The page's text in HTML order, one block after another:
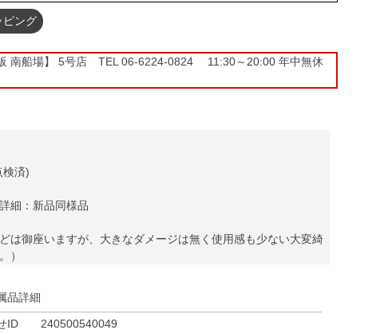
ピング
南船場】 5号店 TEL 06-6224-0824 11:30～20:00 年中無休
検済)
細：新品同様品
どは御座いますが、大きなダメージは無く使用感も少ない大変綺
）
品詳細
ID
240500540049